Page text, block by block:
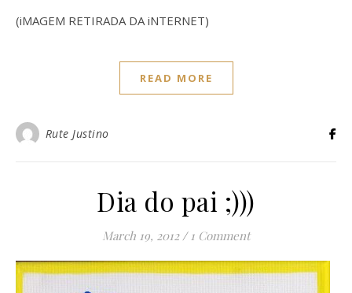
(iMAGEM RETIRADA DA iNTERNET)
READ MORE
Rute Justino
Dia do pai ;)))
March 19, 2012 / 1 Comment